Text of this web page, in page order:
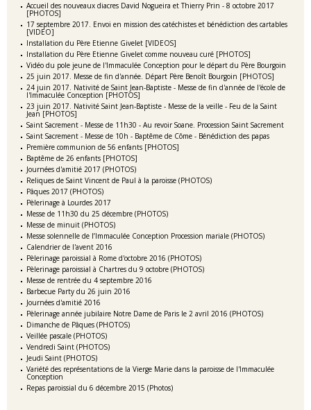
Accueil des nouveaux diacres David Nogueira et Thierry Prin - 8 octobre 2017
[PHOTOS]
17 septembre 2017. Envoi en mission des catéchistes et bénédiction des cartables
[VIDEO]
Installation du Père Etienne Givelet [VIDEOS]
Installation du Père Etienne Givelet comme nouveau curé [PHOTOS]
Vidéo du pole jeune de l'Immaculée Conception pour le départ du Père Bourgoin
25 juin 2017. Messe de fin d'année. Départ Père Benoît Bourgoin [PHOTOS]
24 juin 2017. Nativité de Saint Jean-Baptiste - Messe de fin d'année de l'école de
l'Immaculée Conception [PHOTOS]
23 juin 2017. Nativité Saint Jean-Baptiste - Messe de la veille - Feu de la Saint
Jean [PHOTOS]
Saint Sacrement - Messe de 11h30 - Au revoir Soane. Procession Saint Sacrement
Saint Sacrement - Messe de 10h - Baptême de Côme - Bénédiction des papas
Première communion de 56 enfants [PHOTOS]
Baptême de 26 enfants [PHOTOS]
Journées d'amitié 2017 (PHOTOS)
Reliques de Saint Vincent de Paul à la paroisse (PHOTOS)
Pâques 2017 (PHOTOS)
Pèlerinage à Lourdes 2017
Messe de 11h30 du 25 décembre (PHOTOS)
Messe de minuit (PHOTOS)
Messe solennelle de l’Immaculée Conception Procession mariale (PHOTOS)
Calendrier de l'avent 2016
Pèlerinage paroissial à Rome d'octobre 2016 (PHOTOS)
Pèlerinage paroissial à Chartres du 9 octobre (PHOTOS)
Messe de rentrée du 4 septembre 2016
Barbecue Party du 26 juin 2016
Journées d'amitié 2016
Pèlerinage année jubilaire Notre Dame de Paris le 2 avril 2016 (PHOTOS)
Dimanche de Pâques (PHOTOS)
Veillée pascale (PHOTOS)
Vendredi Saint (PHOTOS)
Jeudi Saint (PHOTOS)
Variété des représentations de la Vierge Marie dans la paroisse de l'Immaculée
Conception
Repas paroissial du 6 décembre 2015 (Photos)